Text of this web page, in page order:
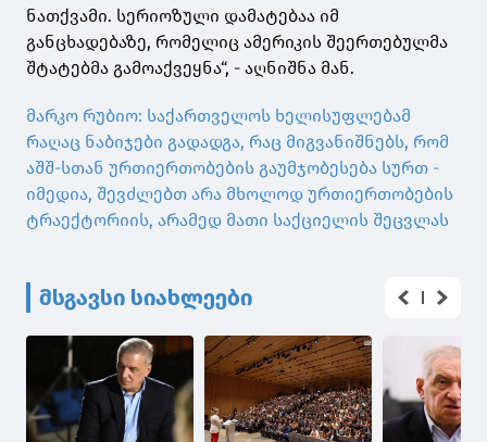
ნათქვამი. სერიოზული დამატებაა იმ
განცხადებაზე, რომელიც ამერიკის შეერთებულმა
შტატებმა გამოაქვეყნა“, - აღნიშნა მან.
მარკო რუბიო: საქართველოს ხელისუფლებამ
რაღაც ნაბიჯები გადადგა, რაც მიგვანიშნებს, რომ
აშშ-სთან ურთიერთობების გაუმჯობესება სურთ -
იმედია, შევძლებთ არა მხოლოდ ურთიერთობების
ტრაექტორიის, არამედ მათი საქციელის შეცვლას
მსგავსი სიახლეები